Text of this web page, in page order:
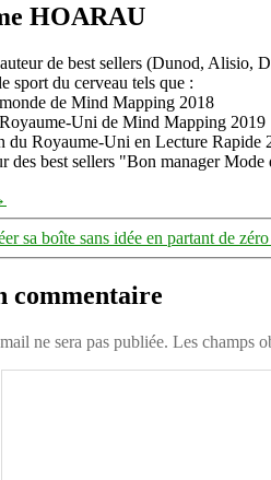
HOARAU
de best sellers (Dunod, Alisio,
sport du cerveau tels que :
de Mind Mapping 2018
Uni de Mind Mapping 2019
du Royaume-Uni en Lecture Rapide
des best sellers "Bon manager
sa boîte sans idée en partant de
commentaire
ne sera pas publiée. Les champs